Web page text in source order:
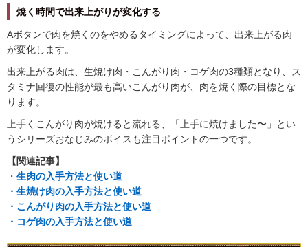
焼く時間で出来上がりが変化する
Aボタンで肉を焼くのをやめるタイミングによって、出来上がる肉
が変化します。
出来上がる肉は、生焼け肉・こんがり肉・コゲ肉の3種類となり、ス
タミナ回復の性能が最も高いこんがり肉が、肉を焼く際の目標とな
ります。
上手くこんがり肉が焼けると流れる、「上手に焼けました〜」とい
うシリーズおなじみのボイスも注目ポイントの一つです。
【関連記事】
・ 生肉の入手方法と使い道
・ 生焼け肉の入手方法と使い道
・ こんがり肉の入手方法と使い道
・ コゲ肉の入手方法と使い道